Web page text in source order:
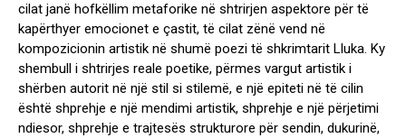
cilat janë hofkëllim metaforike në shtrirjen aspektore për të
kapërthyer emocionet e çastit, të cilat zënë vend në
kompozicionin artistik në shumë poezi të shkrimtarit Lluka. Ky
shembull i shtrirjes reale poetike, përmes vargut artistik i
shërben autorit në një stil si stilemë, e një epiteti në të cilin
është shprehje e një mendimi artistik, shprehje e një përjetimi
ndiesor, shprehje e trajtesës strukturore për sendin, dukurinë,